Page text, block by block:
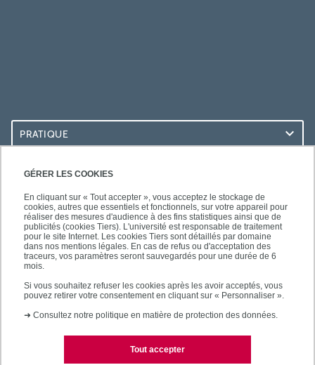
GÉRER LES COOKIES
En cliquant sur « Tout accepter », vous acceptez le stockage de
cookies, autres que essentiels et fonctionnels, sur votre appareil pour
réaliser des mesures d'audience à des fins statistiques ainsi que de
publicités (cookies Tiers). L'université est responsable de traitement
pour le site Internet. Les cookies Tiers sont détaillés par domaine
dans nos mentions légales. En cas de refus ou d'acceptation des
traceurs, vos paramètres seront sauvegardés pour une durée de 6
mois.
Si vous souhaitez refuser les cookies après les avoir acceptés, vous
pouvez retirer votre consentement en cliquant sur « Personnaliser ».
➜ Consultez notre politique en matière de protection des données.
Tout accepter
PRATIQUE
ACCÈS RAPIDES
SUIVEZ-NOUS
Contacts